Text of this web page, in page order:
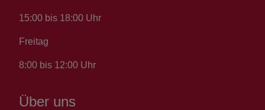
15:00 bis 18:00 Uhr
Freitag
8:00 bis 12:00 Uhr
Über uns